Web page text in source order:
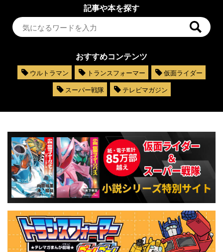
記事や本を探す
おすすめコンテンツ
ウルトラマン トランスフォーマー
仮面ライダー
スーパー戦隊
テレビマガジン